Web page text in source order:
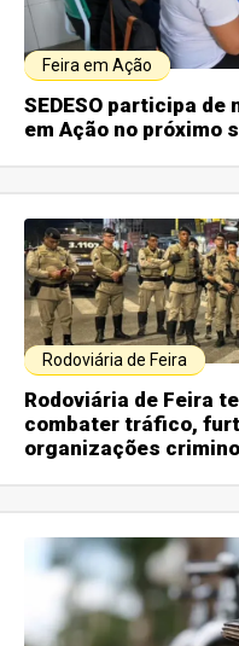
Feira em Ação
SEDESO participa de
em Ação no próximo
Rodoviária de Feira
Rodoviária de Feira
combater tráfico,
organizações